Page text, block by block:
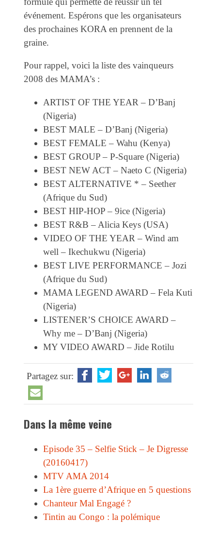
événement. Espérons que les organisateurs
des prochaines KORA en prennent de la
graine.
Pour rappel, voici la liste des vainqueurs
2008 des MAMA’s :
ARTIST OF THE YEAR – D’Banj
(Nigeria)
BEST MALE – D’Banj (Nigeria)
BEST FEMALE – Wahu (Kenya)
BEST GROUP – P-Square (Nigeria)
BEST NEW ACT – Naeto C (Nigeria)
BEST ALTERNATIVE * – Seether
(Afrique du Sud)
BEST HIP-HOP – 9ice (Nigeria)
BEST R&B – Alicia Keys (USA)
VIDEO OF THE YEAR – Wind am
well – Ikechukwu (Nigeria)
BEST LIVE PERFORMANCE – Jozi
(Afrique du Sud)
MAMA LEGEND AWARD – Fela Kuti
(Nigeria)
LISTENER’S CHOICE AWARD –
Why me – D’Banj (Nigeria)
MY VIDEO AWARD – Jide Rotilu
Partagez sur:
Dans la même veine
Episode 35 – Selfie Stick – Je Digresse
(20160417)
MTV AMA 2014
La 1ère guerre d’Afrique en 5 questions
Chanteur Mal Engagé ?
Tintin au Congo : la polémique